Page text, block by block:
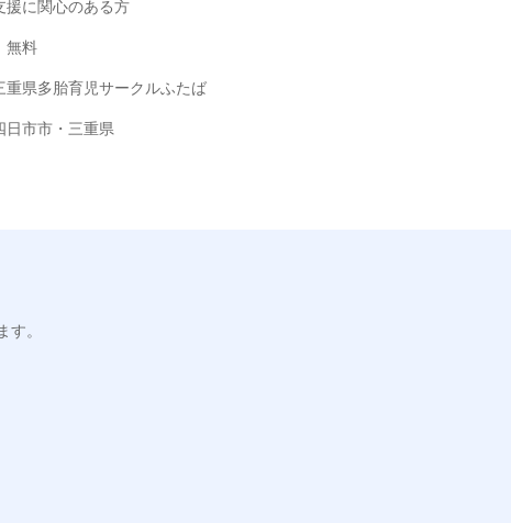
援に関心のある方
無料
重県多胎育児サークルふたば
日市市・三重県
。